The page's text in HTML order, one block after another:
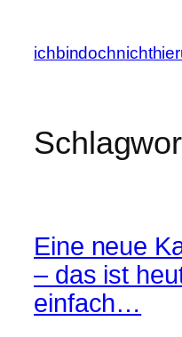
springen
Eine neue
– das ist
einfach…